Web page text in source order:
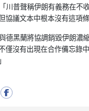
川普聲稱伊朗有義務在不
協議文本中根本沒有這項條
德黑蘭將協調銷毀伊朗濃
僅沒有出現在合作備忘錄